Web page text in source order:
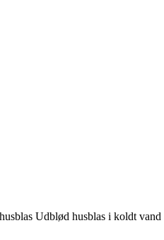
Udblød husblas i koldt